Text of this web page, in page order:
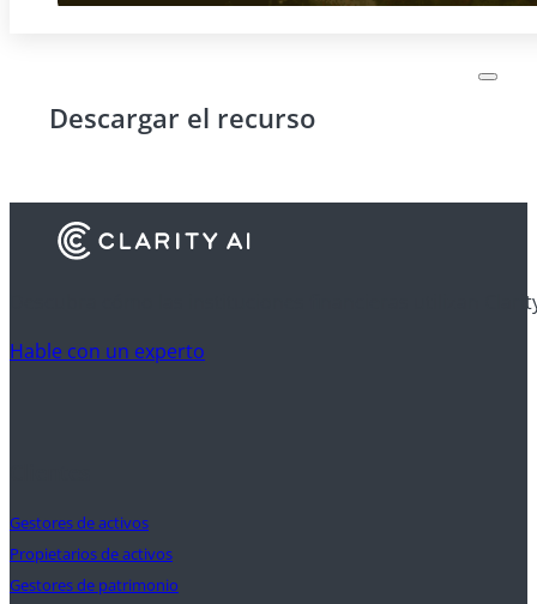
Descargar el recurso
Descubra cómo las instituciones financieras utilizan
Hable con un experto
Gestores de activos
Propietarios de activos
Gestores de patrimonio